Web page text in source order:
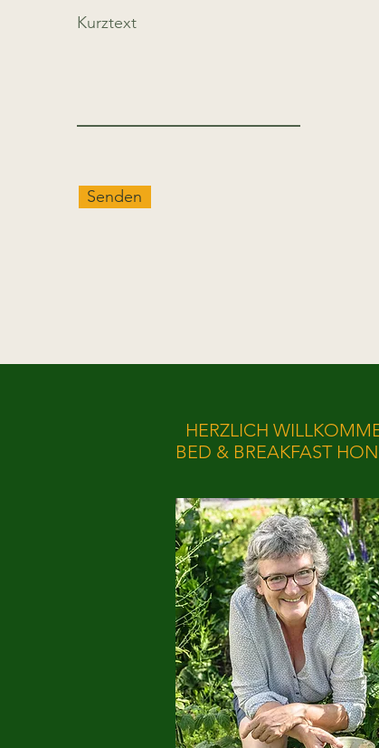
Kurztext
Senden
HERZLICH
BED & BREAKFAST